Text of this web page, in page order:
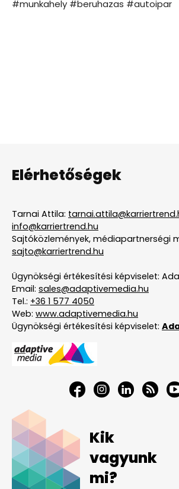
#munkahely #beruhazas #autoipar
Elérhetőségek
Tarnai Attila:
info@karriertrend.hu
Sajtóközlemények, médiapartnerségi
sajto@karriertrend.hu
Ügynökségi értékesítési képviselet:
Email: sales@adaptivemedia.hu
Tel.: +36 1 577 4050
Web: www.adaptivemedia.hu
Ügynökségi értékesítési képviselet:
Kik
vagyunk
mi?